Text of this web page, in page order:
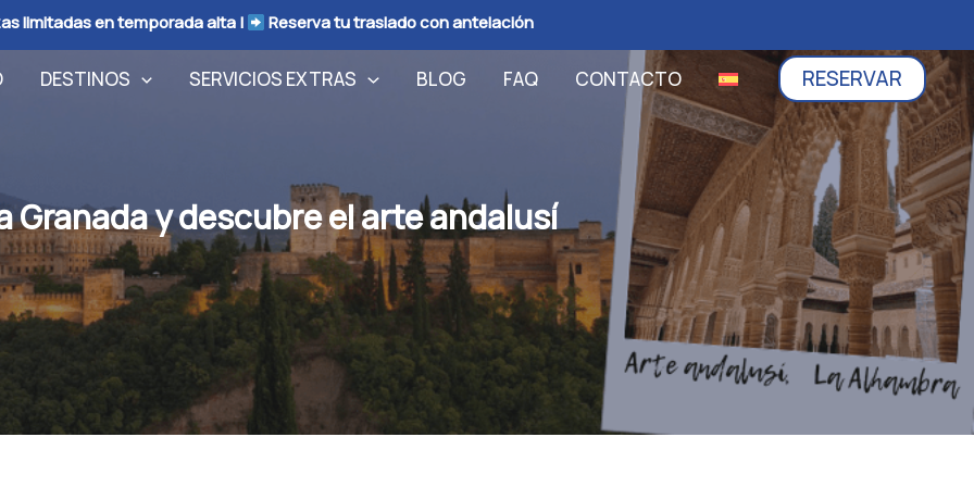
limitadas en temporada alta | Reserva tu traslado con antelación
DESTINOS SERVICIOS EXTRAS BLOG FAQ CONTACTO RESERVAR
Granada y descubre el arte andalusí